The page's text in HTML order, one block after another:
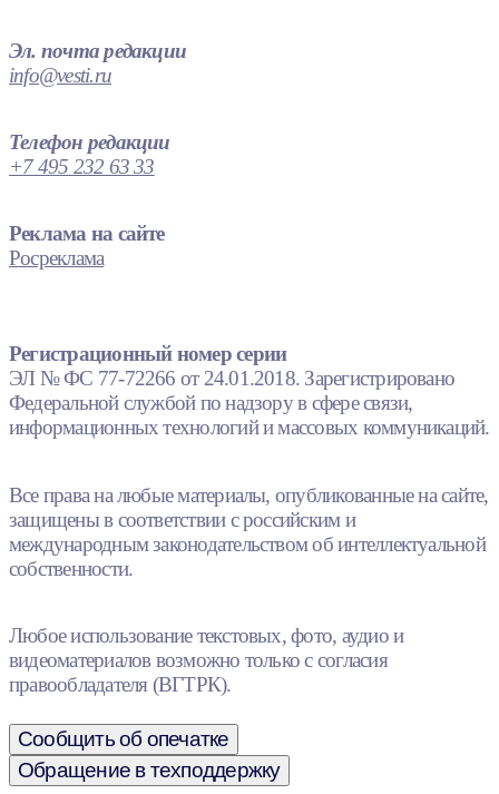
Эл. почта редакции
info@vesti.ru
Телефон редакции
+7 495 232 63 33
Реклама на сайте
Росреклама
Регистрационный номер серии
ЭЛ № ФС 77-72266 от 24.01.2018. Зарегистрировано
Федеральной службой по надзору в сфере связи,
информационных технологий и массовых коммуникаций.
Все права на любые материалы, опубликованные на сайте,
защищены в соответствии с российским и
международным законодательством об интеллектуальной
собственности.
Любое использование текстовых, фото, аудио и
видеоматериалов возможно только с согласия
правообладателя (ВГТРК).
Сообщить об опечатке
Обращение в техподдержку